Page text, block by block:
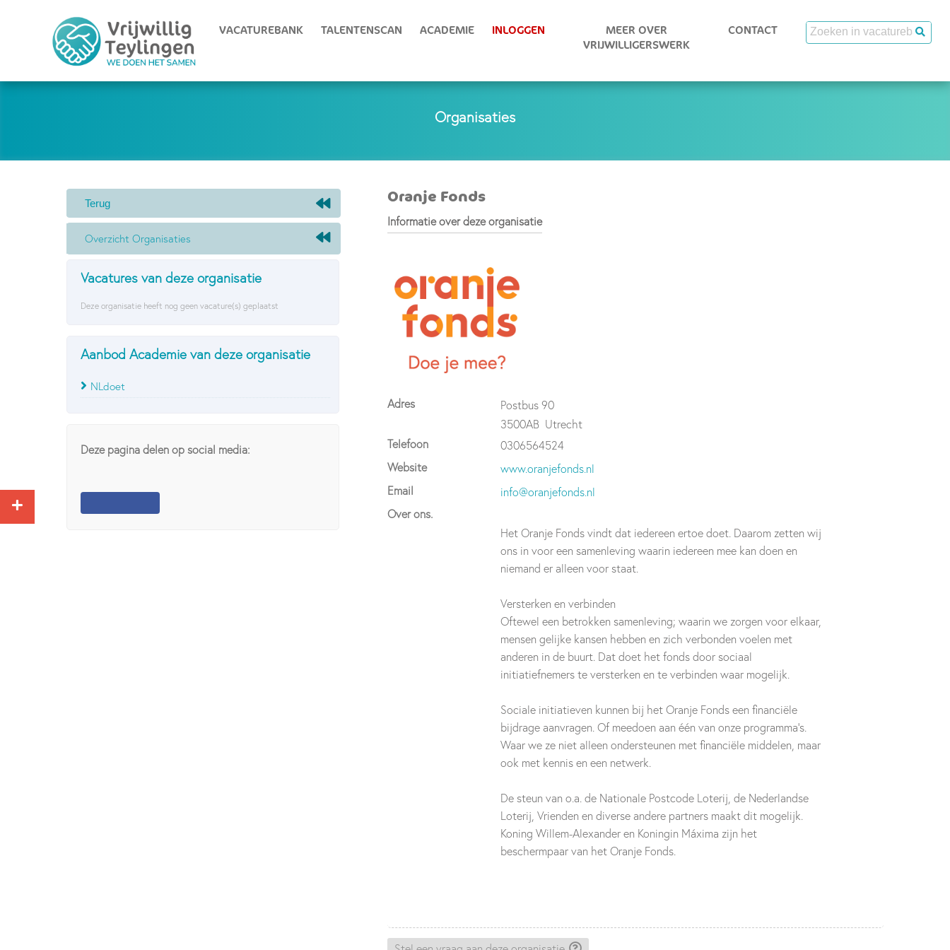
VACATUREBANK TALENTENSCAN ACADEMIE INLOGGEN
MEER OVER
VRIJWILLIGERSWERK
CONTACT
Organisaties
Overzicht Organisaties
Vacatures van deze organisatie
Deze organisatie heeft nog geen vacature(s) geplaatst
Aanbod Academie van deze organisatie
NLdoet
Deze pagina delen op social media:
Oranje Fonds
Informatie over deze organisatie
Adres
Postbus 90
3500AB Utrecht
Telefoon
0306564524
Website
www.oranjefonds.nl
Email
info@oranjefonds.nl
Over ons.
Het Oranje Fonds vindt dat iedereen ertoe doet. Daarom zetten wij
ons in voor een samenleving waarin iedereen mee kan doen en
niemand er alleen voor staat.
Versterken en verbinden
Oftewel een betrokken samenleving; waarin we zorgen voor elkaar,
mensen gelijke kansen hebben en zich verbonden voelen met
anderen in de buurt. Dat doet het fonds door sociaal
initiatiefnemers te versterken en te verbinden waar mogelijk.
Sociale initiatieven kunnen bij het Oranje Fonds een financiële
bijdrage aanvragen. Of meedoen aan één van onze programma’s.
Waar we ze niet alleen ondersteunen met financiële middelen, maar
ook met kennis en een netwerk.
De steun van o.a. de Nationale Postcode Loterij, de Nederlandse
Loterij, Vrienden en diverse andere partners maakt dit mogelijk.
Koning Willem-Alexander en Koningin Máxima zijn het
beschermpaar van het Oranje Fonds.